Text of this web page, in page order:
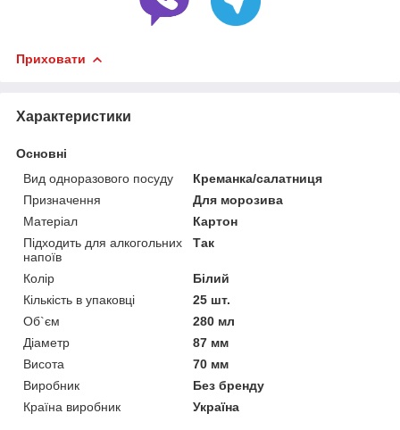
Приховати
Характеристики
Основні
Вид одноразового посуду
Креманка/салатниця
Призначення
Для морозива
Матеріал
Картон
Підходить для алкогольних
напоїв
Так
Колір
Білий
Кількість в упаковці
25 шт.
Об`єм
280 мл
Діаметр
87 мм
Висота
70 мм
Виробник
Без бренду
Країна виробник
Україна